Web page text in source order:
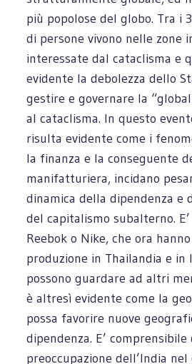
più popolose del globo. Tra i
di persone vivono nelle zone
interessate dal cataclisma e
evidente la debolezza dello
gestire e governare la
al cataclisma. In questo
risulta evidente come i
la finanza e la conseguente
manifatturiera, incidano
dinamica della dipendenza e
del capitalismo subalterno.
Reebok o Nike, che ora
produzione in Thailandia e in
possono guardare ad altri
è altresì evidente come la
possa favorire nuove
dipendenza. E’
preoccupazione dell’India